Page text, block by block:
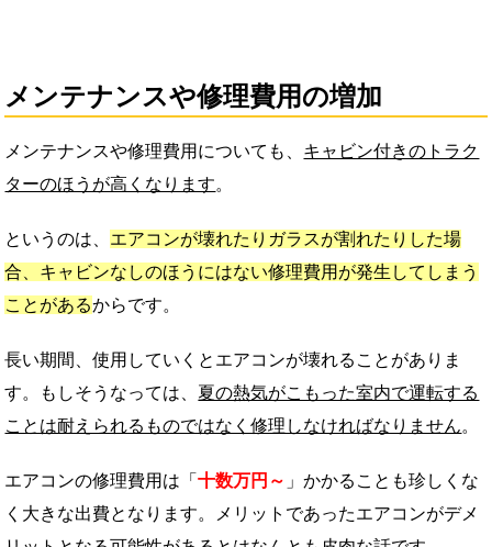
メンテナンスや修理費用の増加
メンテナンスや修理費用についても、 キャビン付きのトラク
ターのほうが高くなります。
というのは、 エアコンが壊れたりガラスが割れたりした場
合、キャビンなしのほうにはない修理費用が発生してしまう
ことがあるからです。
長い期間、使用していくとエアコンが壊れることがありま
す。もしそうなっては、 夏の熱気がこもった室内で運転する
ことは耐えられるものではなく修理しなければなりません。
エアコンの修理費用は「十数万円～ 」かかることも珍しくな
く大きな出費となります。メリットであったエアコンがデメ